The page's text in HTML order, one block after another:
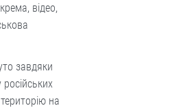
відео,
завдяки
на